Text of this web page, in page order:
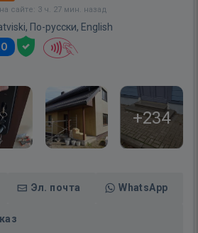
сайте: 3 ч. 27 мин. назад
По-русски, English
+234
Эл. почта WhatsApp